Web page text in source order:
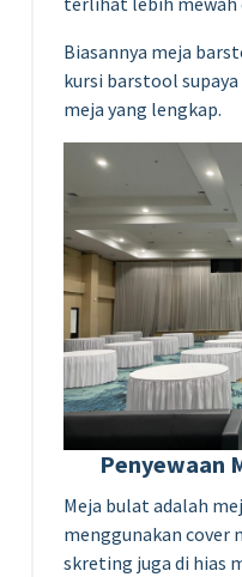
Biasannya meja
kursi barstool
meja yang lengkap.
Penyewaan
Meja bulat adalah
menggunakan cover
skreting juga di hias